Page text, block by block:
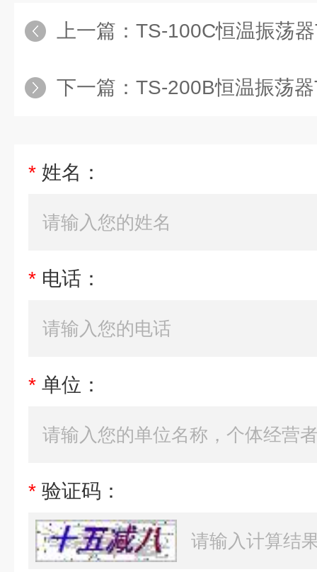
上一篇： TS-100C恒温振荡
下一篇： TS-200B恒温振荡
* 姓名：
* 电话：
* 单位：
* 验证码：